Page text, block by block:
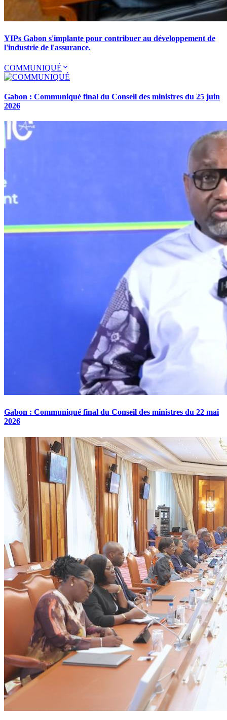
YIPs Gabon s'implante pour contribuer au développement de
l'industrie de l'assurance.
COMMUNIQUÉ
Gabon : Communiqué final du Conseil des ministres du 25 juin
2026
Gabon : Communiqué final du Conseil des ministres du 22 mai
2026